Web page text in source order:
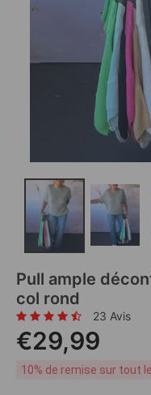
Pull ample
col rond
23 Avis
€29,99
10% de remise sur tout